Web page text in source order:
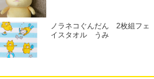
ノラネコぐんだん 2枚組フェ
イスタオル うみ